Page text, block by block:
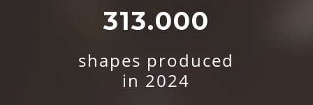
313.000
shapes produced
in 2024